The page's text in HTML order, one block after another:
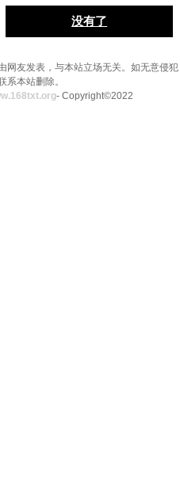
没有了
网友发表，与本站立场无关。如无意侵犯
系本站删除。
- Copyright©2022